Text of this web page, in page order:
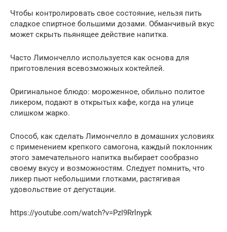
Чтобы контролировать свое состояние, нельзя пить
сладкое спиртное большими дозами. Обманчивый вкус
может скрыть пьянящее действие напитка.
Часто Лимончелло используется как основа для
приготовления всевозможных коктейлей.
Оригинальное блюдо: мороженное, обильно политое
ликером, подают в открытых кафе, когда на улице
слишком жарко.
Способ, как сделать Лимончелло в домашних условиях
с применением крепкого самогона, каждый поклонник
этого замечательного напитка выбирает сообразно
своему вкусу и возможностям. Следует помнить, что
ликер пьют небольшими глотками, растягивая
удовольствие от дегустации.
https://youtube.com/watch?v=PzI9Rrlnypk